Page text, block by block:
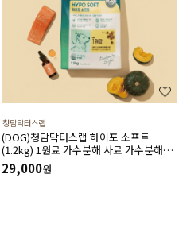
청담닥터스랩
(DOG)청담닥터스랩 하이포 소프트
(1.2kg) 1원료 가수분해 사료 가수분해연
어 피부와 피모건강에 도움 장건강 긴장완
화 부드러운식감
29,000원